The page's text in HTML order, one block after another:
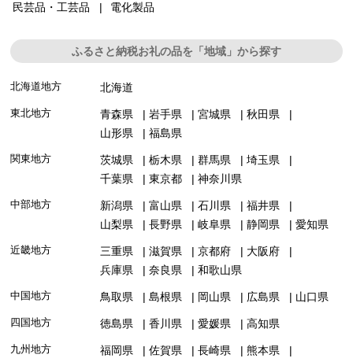
民芸品・工芸品
電化製品
ふるさと納税お礼の品を「地域」から探す
北海道地方 北海道
東北地方 青森県 岩手県 宮城県
秋田県
山形県
福島県
関東地方 茨城県 栃木県 群馬県
埼玉県
千葉県
東京都 神奈川県
中部地方 新潟県 富山県 石川県
福井県
山梨県
長野県 岐阜県 静岡県 愛知県
近畿地方 三重県 滋賀県 京都府
大阪府
兵庫県
奈良県 和歌山県
中国地方 鳥取県 島根県 岡山県 広島県 山口県
四国地方 徳島県 香川県 愛媛県 高知県
九州地方 福岡県 佐賀県 長崎県
熊本県